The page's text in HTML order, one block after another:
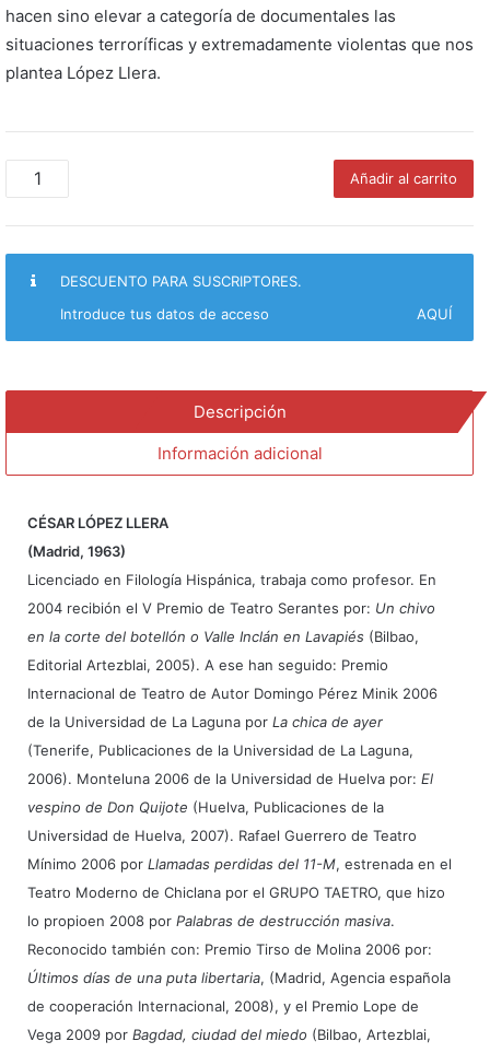
hacen sino elevar a categoría de documentales las
situaciones terroríficas y extremadamente violentas que nos
plantea López Llera.
Bagdad,
ciudad
(Drama
preventivo)
cantidad
Añadir al carrito
DESCUENTO PARA SUSCRIPTORES.
Introduce tus datos de acceso
AQUÍ
Descripción
Información adicional
CÉSAR LÓPEZ LLERA
(Madrid, 1963)
Licenciado en Filología Hispánica, trabaja como profesor. En
2004 recibión el V Premio de Teatro Serantes por: Un chivo
en la corte del botellón o Valle Inclán en Lavapiés (Bilbao,
Editorial Artezblai, 2005). A ese han seguido: Premio
Internacional de Teatro de Autor Domingo Pérez Minik 2006
de la Universidad de La Laguna por La chica de ayer
(Tenerife, Publicaciones de la Universidad de La Laguna,
2006). Monteluna 2006 de la Universidad de Huelva por: El
vespino de Don Quijote (Huelva, Publicaciones de la
Universidad de Huelva, 2007). Rafael Guerrero de Teatro
Mínimo 2006 por Llamadas perdidas del 11-M, estrenada en el
Teatro Moderno de Chiclana por el GRUPO TAETRO, que hizo
lo propioen 2008 por Palabras de destrucción masiva.
Reconocido también con: Premio Tirso de Molina 2006 por:
Últimos días de una puta libertaria, (Madrid, Agencia española
de cooperación Internacional, 2008), y el Premio Lope de
Vega 2009 por Bagdad, ciudad del miedo (Bilbao, Artezblai,